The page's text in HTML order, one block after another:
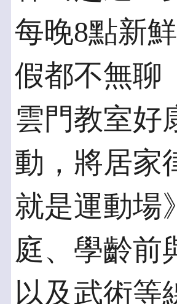
每晚8點新
假都不無聊
雲門教室好
動，將居家
就是運動場
庭、學齡前
以及武術等